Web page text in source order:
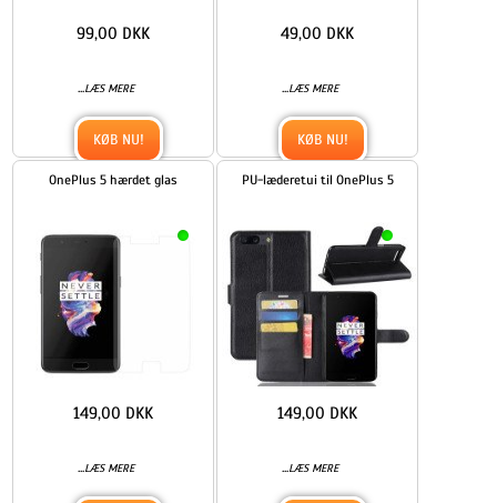
...LÆS MERE
99,00 DKK
KØB NU!
...LÆS MERE
49,00 DKK
KØB NU!
OnePlus 5 hærdet glas
...LÆS MERE
149,00 DKK
PU-læderetui til OnePlus 5
...LÆS MERE
149,00 DKK